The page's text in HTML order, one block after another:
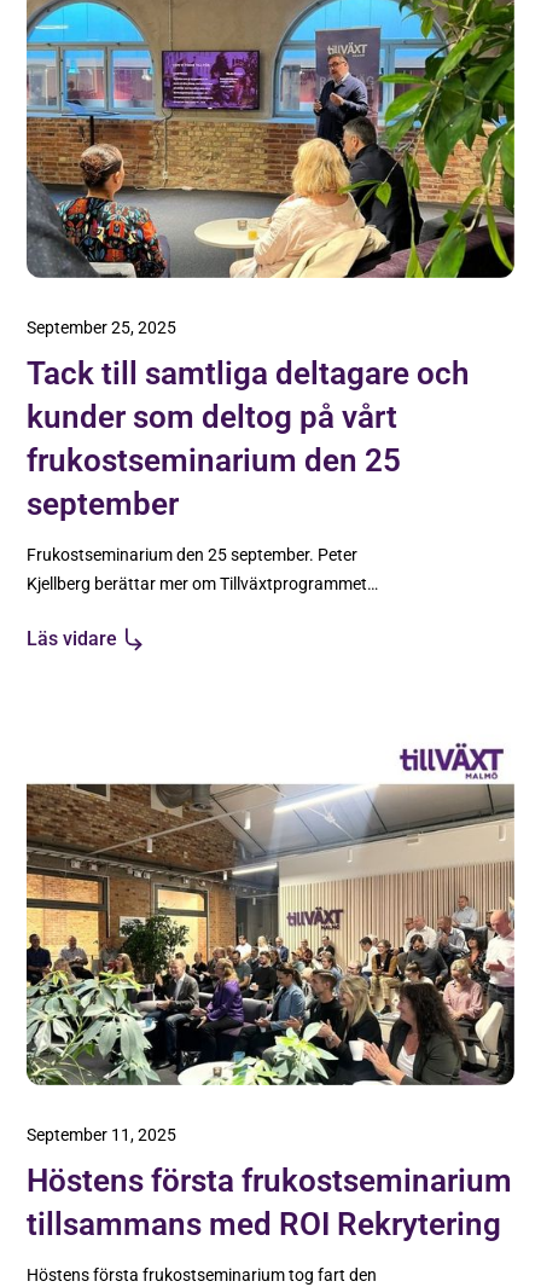
September 25, 2025
Tack till samtliga deltagare och
kunder som deltog på vårt
frukostseminarium den 25
september
Frukostseminarium den 25 september. Peter
Kjellberg berättar mer om Tillväxtprogrammet
Scoinomera som delar med sig av värdefulla
Läs vidare
September 11, 2025
Höstens första frukostseminarium
tillsammans med ROI Rekrytering
Höstens första frukostseminarium tog fart den